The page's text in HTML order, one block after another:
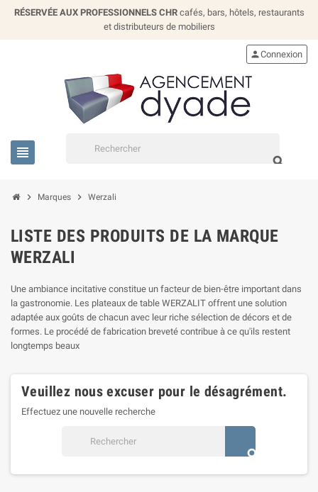
RÉSERVÉE AUX PROFESSIONNELS CHRcafés, bars, hôtels, restaurants
et distributeurs de mobiliers
view_headline
search
personConnexion
chevron_right Marques chevron_right Werzali
LISTE DES PRODUITS DE LA MARQUE
WERZALI
Une ambiance incitative constitue un facteur de bien-être important dans
la gastronomie. Les plateaux de table WERZALIT offrent une solution
adaptée aux goûts de chacun avec leur riche sélection de décors et de
formes. Le procédé de fabrication breveté contribue à ce qu'ils restent
longtemps beaux
Veuillez nous excuser pour le désagrément.
Effectuez une nouvelle recherche
search